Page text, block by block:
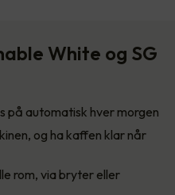
White og SG
på automatisk hver morgen
og ha kaffen klar når
rom, via bryter eller